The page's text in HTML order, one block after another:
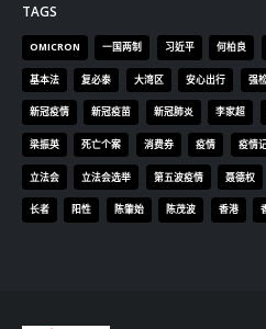
TAGS
OMICRON 一国两制 习近平 何柏良
基本法 复必泰 大湾区 安心出行 强
新冠疫情 新冠疫苗 新冠肺炎 李家超
梁振英 死亡个案 消费券 疫情 疫情
立法会 立法会选举 第五波疫情 聂德权
长者 阳性 陈肇始 陈茂波 香港